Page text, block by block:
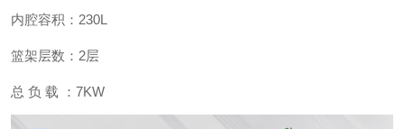
内腔容积：230L
篮架层数：2层
总 负 载 ：7KW